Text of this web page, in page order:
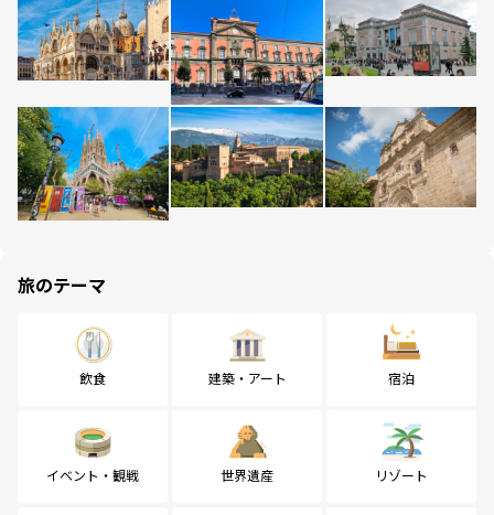
旅のテーマ
飲食 建築・アート 宿泊
イベント・観戦 世界遺産 リゾート